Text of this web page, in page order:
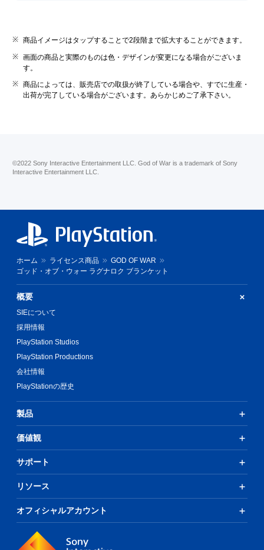
商品イメージはタップすることで2段階まで拡大することができます。
画面の商品と実際のものは色・デザインが変更になる場合がございま
す。
商品によっては、販売店での取扱が終了している場合や、すでに生産・
出荷が完了している場合がございます。あらかじめご了承下さい。
©2022 Sony Interactive Entertainment LLC. God of War is a trademark of Sony
Interactive Entertainment LLC.
ホーム ライセンス商品
GOD OF WAR
ゴッド・オブ・ウォー ラグナロク ブランケット
概要
SIEについて
採用情報
PlayStation Studios
PlayStation Productions
会社情報
PlayStationの歴史
製品
価値観
サポート
リソース
オフィシャルアカウント